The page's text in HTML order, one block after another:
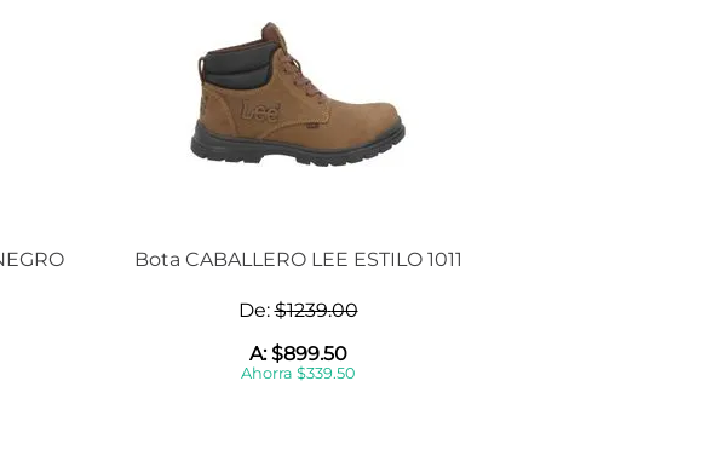
Bota CABALLERO LEE ESTILO 1011
De:$1239.00
A:$899.50
Ahorra $339.50